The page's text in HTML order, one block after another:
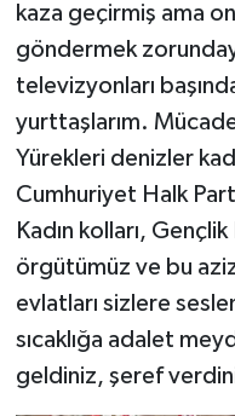
kaza geçirmiş ama
göndermek
televizyonları
yurttaşlarım.
Yürekleri denizler
Cumhuriyet Halk
Kadın kolları,
örgütümüz ve bu aziz
evlatları sizlere
sıcaklığa adalet
geldiniz, şeref